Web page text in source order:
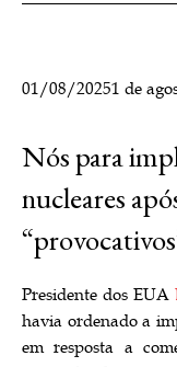
01/08/20251 de
Nós para
nucleares
Presidente dos EUA
havia ordenado a
em resposta a